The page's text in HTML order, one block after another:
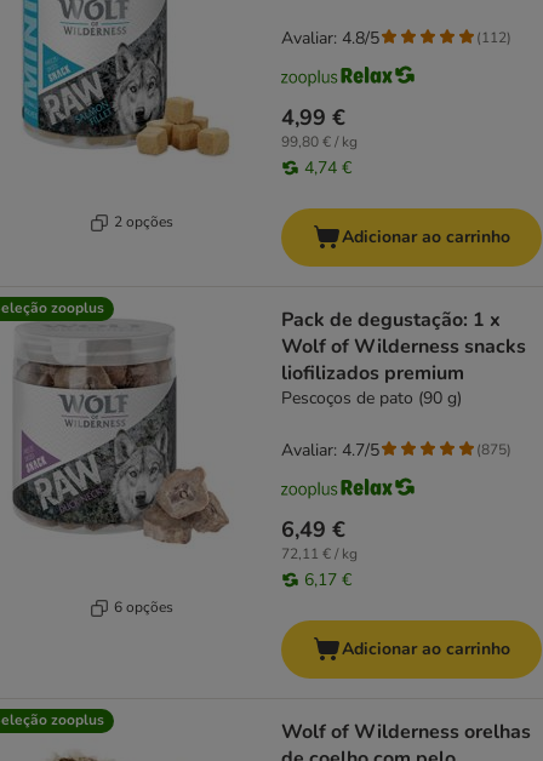
2 opções
4,99 €
99,80 € / kg
4,74 €
Avaliar: 4.8/5 (112)
Adicionar ao carrinho
zooplus
6 opções
Pack de degustação: 1 x
Wolf of Wilderness snacks
liofilizados premium
Pescoços de pato (90 g)
6,49 €
72,11 € / kg
6,17 €
Avaliar: 4.7/5 (875)
Adicionar ao carrinho
zooplus
Wolf of Wilderness orelhas